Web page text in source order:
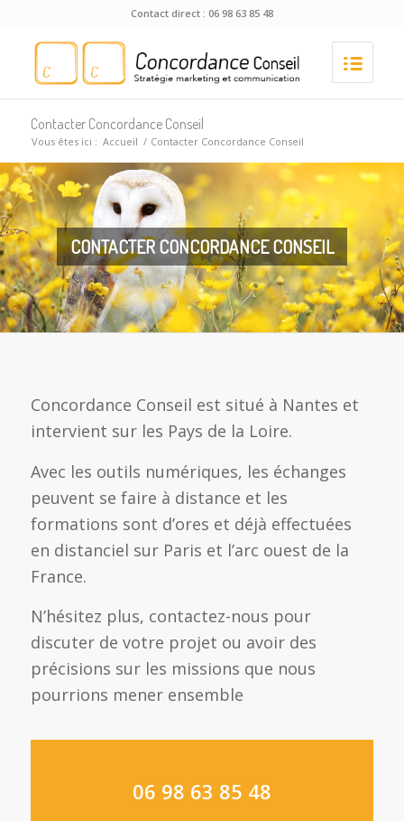
Contact direct : 06 98 63 85 48
Contacter Concordance Conseil
Vous êtes ici : Accueil / Contacter Concordance Conseil
CONTACTER CONCORDANCE CONSEIL
Concordance Conseil est situé à Nantes et
intervient sur les Pays de la Loire.
Avec les outils numériques, les échanges
peuvent se faire à distance et les
formations sont d’ores et déjà effectuées
en distanciel sur Paris et l’arc ouest de la
France.
N’hésitez plus, contactez-nous pour
discuter de votre projet ou avoir des
précisions sur les missions que nous
pourrions mener ensemble
06 98 63 85 48